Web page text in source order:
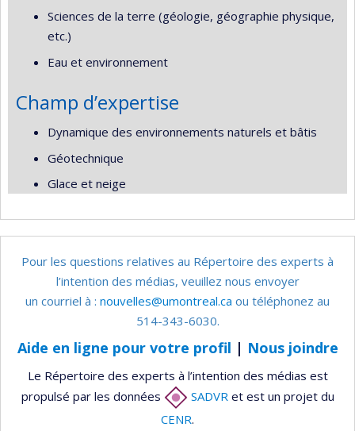
Sciences de la terre (géologie, géographie physique,
etc.)
Eau et environnement
Champ d’expertise
Dynamique des environnements naturels et bâtis
Géotechnique
Glace et neige
Pour les questions relatives au Répertoire des experts à
l’intention des médias, veuillez nous envoyer
un courriel à : nouvelles@umontreal.ca ou téléphonez au
514-343-6030.
Aide en ligne pour votre profil | Nous joindre
Le Répertoire des experts à l’intention des médias est
propulsé par les données
SADVR et est un projet du
CENR.